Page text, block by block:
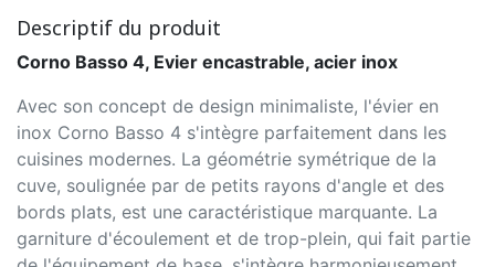
Descriptif du produit
Corno Basso 4, Evier encastrable, acier inox
Avec son concept de design minimaliste, l'évier en
inox Corno Basso 4 s'intègre parfaitement dans les
cuisines modernes. La géométrie symétrique de la
cuve, soulignée par de petits rayons d'angle et des
bords plats, est une caractéristique marquante. La
garniture d'écoulement et de trop-plein, qui fait partie